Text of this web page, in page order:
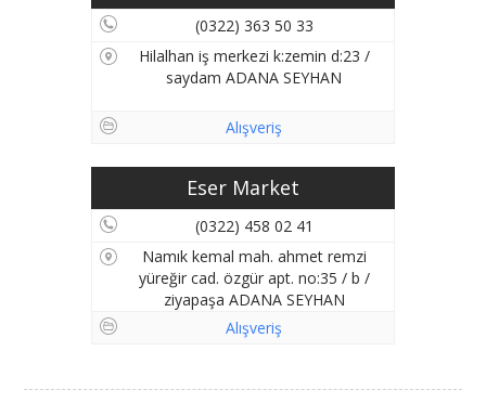
(0322) 363 50 33
Hilalhan iş merkezi k:zemin d:23 /
saydam ADANA SEYHAN
Alışveriş
Eser Market
(0322) 458 02 41
Namık kemal mah. ahmet remzi
yüreğir cad. özgür apt. no:35 / b /
ziyapaşa ADANA SEYHAN
Alışveriş